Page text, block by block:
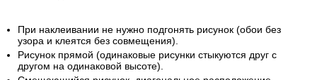
При наклеивании не нужно подгонять рисунок (обои без
узора и клеятся без совмещения).
Рисунок прямой (одинаковые рисунки стыкуются друг с
другом на одинаковой высоте).